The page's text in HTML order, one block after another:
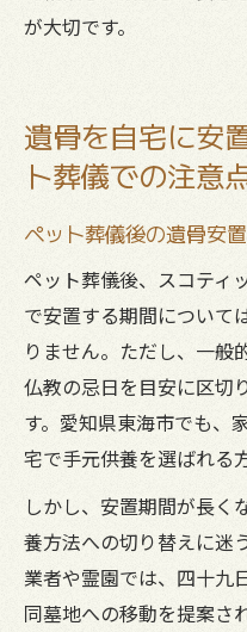
が大切です。
遺骨を自宅に安
ト葬儀での注意
ペット葬儀後の遺骨安
ペット葬儀後、スコティ
で安置する期間について
りません。ただし、一般
仏教の忌日を目安に区切
す。愛知県東海市でも、
宅で手元供養を選ばれる
しかし、安置期間が長く
養方法への切り替えに迷
業者や霊園では、四十九
同墓地への移動を提案さ